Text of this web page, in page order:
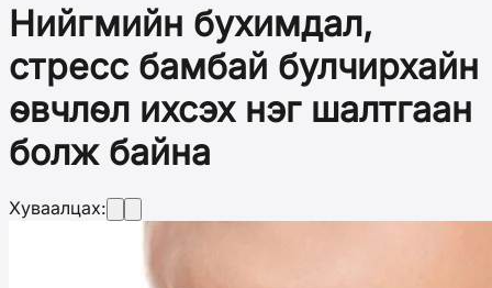
Нийгмийн бухимдал,
стресс бамбай булчирхайн
өвчлөл ихсэх нэг шалтгаан
болж байна
Хуваалцах: